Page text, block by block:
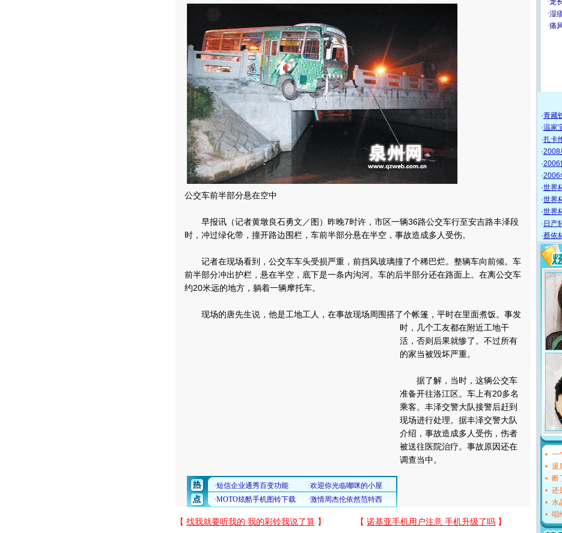
公交车前半部分悬在空中
早报讯（记者黄墩良石勇文／图）昨晚7时许，市区一辆36路公交车行至安吉路丰泽段
时，冲过绿化带，撞开路边围栏，车前半部分悬在半空，事故造成多人受伤。
记者在现场看到，公交车车头受损严重，前挡风玻璃撞了个稀巴烂。整辆车向前倾。车
前半部分冲出护栏，悬在半空，底下是一条内沟河。车的后半部分还在路面上。在离公交车
约20米远的地方，躺着一辆摩托车。
现场的唐先生说，他是工地工人，在事故现场周围搭了个帐篷，平时在里面煮饭。 事发
时，几个工友都在附近工地干
活，否则后果就惨了。不过所有
的家当被毁坏严重。
据了解，当时，这辆公交车
准备开往洛江区。车上有20多名
乘客。丰泽交警大队接警后赶到
现场进行处理。据丰泽交警大队
介绍，事故造成多人受伤，伤者
被送往医院治疗。事故原因还在
调查当中。
·青藏
·温家
·扎卡
·2008
·2006
·2006
·世界
·世界
·世界
· 日产
·蔡依
一
退
断
还
水
唱